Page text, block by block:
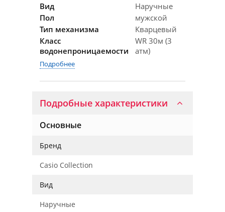
Вид
Наручные
Пол
мужской
Тип механизма
Кварцевый
Класс
водонепроницаемости
WR 30м (3
атм)
Подробнее
Подробные характеристики
Основные
Бренд
Casio Collection
Вид
Наручные